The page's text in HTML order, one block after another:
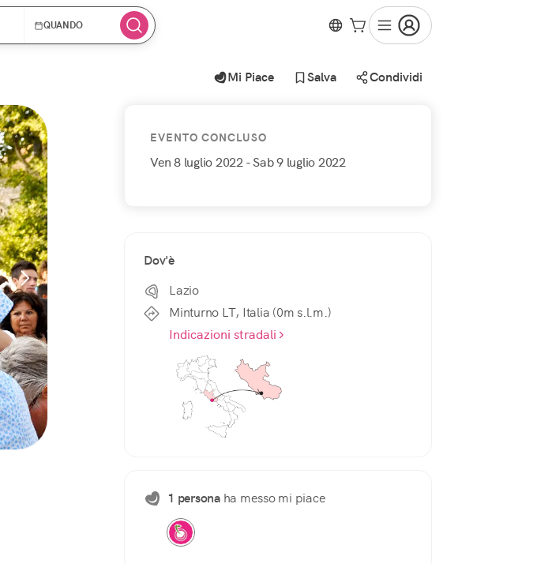
QUANDO
Mi Piace Salva Condividi
EVENTO CONCLUSO
Ven 8 luglio 2022- Sab 9 luglio 2022
Dov'è
Lazio
Minturno LT, Italia (0m s.l.m.)
Indicazioni stradali
1 personaha messo mi piace